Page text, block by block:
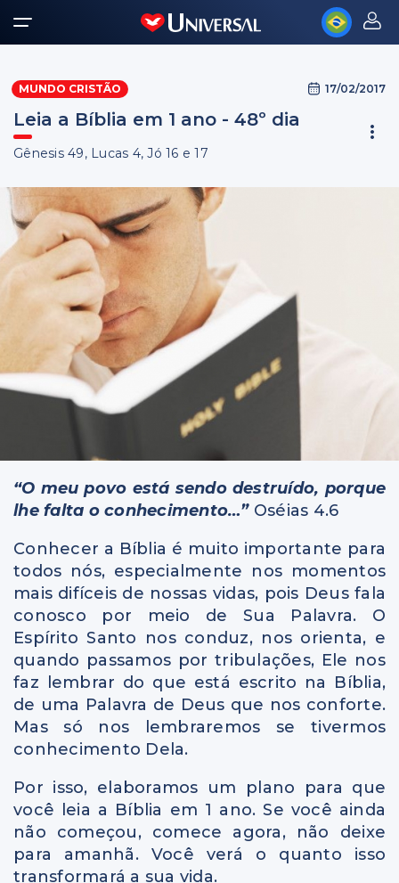
MUNDO CRISTÃO 17/02/2017
Leia a Bíblia em 1 ano - 48º dia
Gênesis 49, Lucas 4, Jó 16 e 17
“O meu povo está sendo destruído, porque
lhe falta o conhecimento…”Oséias 4.6
Conhecer a Bíblia é muito importante para
todos nós, especialmente nos momentos
mais difíceis de nossas vidas, pois Deus fala
conosco por meio de Sua Palavra. O
Espírito Santo nos conduz, nos orienta, e
quando passamos por tribulações, Ele nos
faz lembrar do que está escrito na Bíblia,
de uma Palavra de Deus que nos conforte.
Mas só nos lembraremos se tivermos
conhecimento Dela.
Por isso, elaboramos um plano para que
você leia a Bíblia em 1 ano. Se você ainda
não começou, comece agora, não deixe
para amanhã. Você verá o quanto isso
transformará a sua vida.